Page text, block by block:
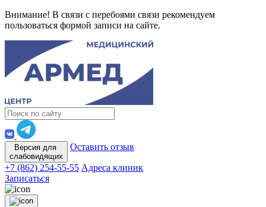
Внимание! В связи с перебоями связи рекомендуем
пользоваться формой записи на сайте.
Версия для
слабовидящих
Оставить отзыв
+7 (862) 254-55-55 Адреса клиник
Записаться